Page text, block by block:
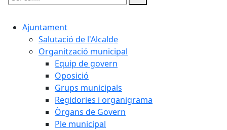
Cercar:
Ajuntament
Salutació de l'Alcalde
Organització municipal
Equip de govern
Oposició
Grups municipals
Regidories i organigrama
Òrgans de Govern
Ple municipal